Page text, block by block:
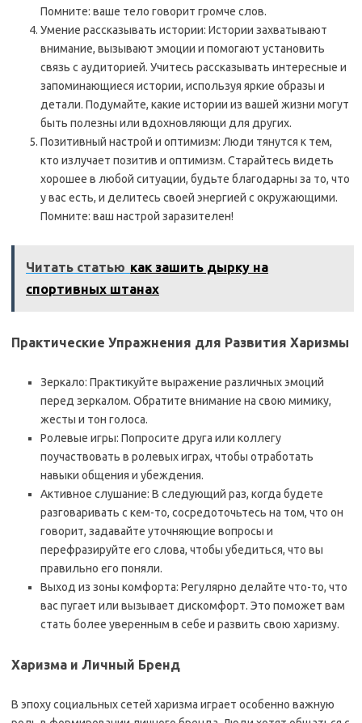
Помните: ваше тело говорит громче слов.
Умение рассказывать истории: Истории захватывают
внимание, вызывают эмоции и помогают установить
связь с аудиторией. Учитесь рассказывать интересные и
запоминающиеся истории, используя яркие образы и
детали. Подумайте, какие истории из вашей жизни могут
быть полезны или вдохновляющи для других.
Позитивный настрой и оптимизм: Люди тянутся к тем,
кто излучает позитив и оптимизм. Старайтесь видеть
хорошее в любой ситуации, будьте благодарны за то, что
у вас есть, и делитесь своей энергией с окружающими.
Помните: ваш настрой заразителен!
Читать статью как зашить дырку на
спортивных штанах
Практические Упражнения для Развития Харизмы
Зеркало: Практикуйте выражение различных эмоций
перед зеркалом. Обратите внимание на свою мимику,
жесты и тон голоса.
Ролевые игры: Попросите друга или коллегу
поучаствовать в ролевых играх, чтобы отработать
навыки общения и убеждения.
Активное слушание: В следующий раз, когда будете
разговаривать с кем-то, сосредоточьтесь на том, что он
говорит, задавайте уточняющие вопросы и
перефразируйте его слова, чтобы убедиться, что вы
правильно его поняли.
Выход из зоны комфорта: Регулярно делайте что-то, что
вас пугает или вызывает дискомфорт. Это поможет вам
стать более уверенным в себе и развить свою харизму.
Харизма и Личный Бренд
В эпоху социальных сетей харизма играет особенно важную